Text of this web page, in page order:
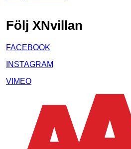
Följ XNvillan
FACEBOOK
INSTAGRAM
VIMEO